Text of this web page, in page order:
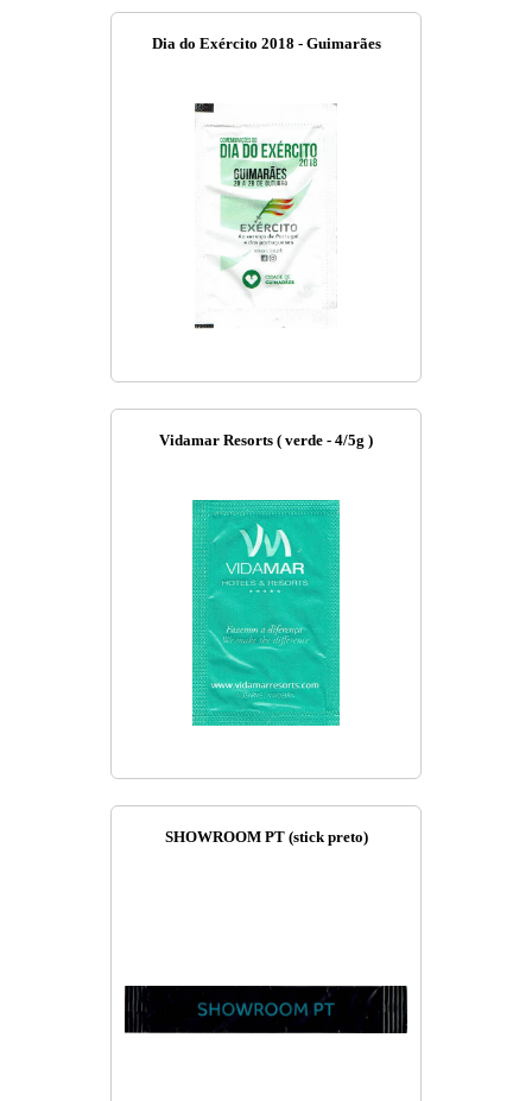
Dia do Exército 2018 - Guimarães
Vidamar Resorts ( verde - 4/5g )
SHOWROOM PT (stick preto)